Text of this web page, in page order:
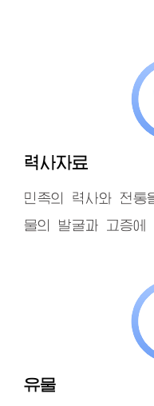
력사자료
민족의 력사와 전통
물의 발굴과 고증에
유물